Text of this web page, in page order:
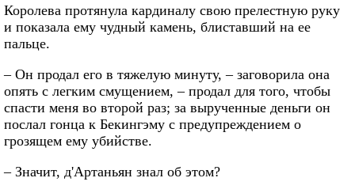
Королева протянула кардиналу свою прелестную руку
и показала ему чудный камень, блиставший на ее
пальце.
– Он продал его в тяжелую минуту, – заговорила она
опять с легким смущением, – продал для того, чтобы
спасти меня во второй раз; за вырученные деньги он
послал гонца к Бекингэму с предупреждением о
грозящем ему убийстве.
– Значит, д'Артаньян знал об этом?